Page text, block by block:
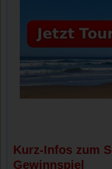
Kurz-Infos zum
Gewinnspiel